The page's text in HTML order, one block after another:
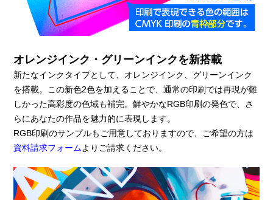
オレンジインク・グリーンインクを新搭載
新たなインクタイプとして、オレンジインク、グリーンインク
を搭載。この新色2色を加えることで、通常の印刷では再現が難
しかった高彩度の色域も補完。鮮やかなRGB印刷の発色で、さ
らにあなたの作品を魅力的に表現します。
RGB印刷のサンプルもご用意しておりますので、ご希望の方は
資料請求フォームよりご請求ください。